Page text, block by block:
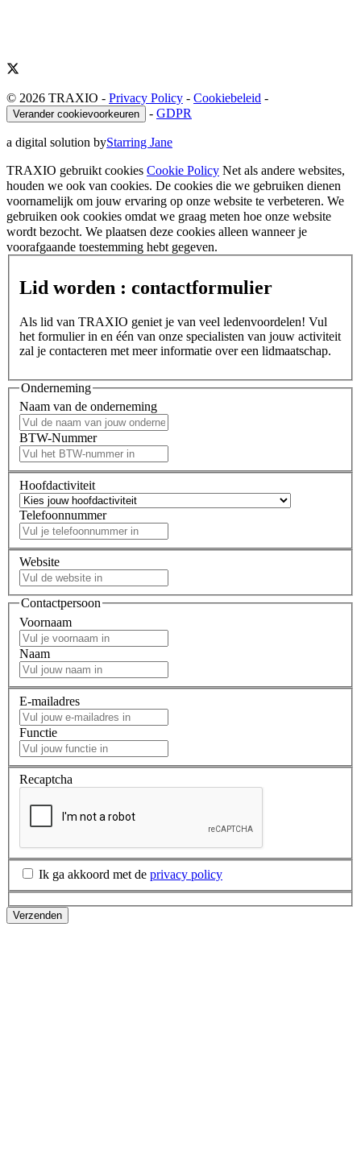
© 2026 TRAXIO - Privacy Policy - Cookiebeleid -
Verander cookievoorkeuren - GDPR
a digital solution byStarring Jane
TRAXIO gebruikt cookies Cookie Policy Net als andere websites,
houden we ook van cookies. De cookies die we gebruiken dienen
voornamelijk om jouw ervaring op onze website te verbeteren. We
gebruiken ook cookies omdat we graag meten hoe onze website
wordt bezocht. We plaatsen deze cookies alleen wanneer je
voorafgaande toestemming hebt gegeven.
Lid worden : contactformulier
Als lid van TRAXIO geniet je van veel ledenvoordelen! Vul
het formulier in en één van onze specialisten van jouw activiteit
zal je contacteren met meer informatie over een lidmaatschap.
Onderneming
Naam van de onderneming
BTW-Nummer
Hoofdactiviteit
Telefoonnummer
Website
Contactpersoon
Voornaam
Naam
E-mailadres
Functie
Recaptcha
Ik ga akkoord met de privacy policy